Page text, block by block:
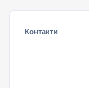
Контакти